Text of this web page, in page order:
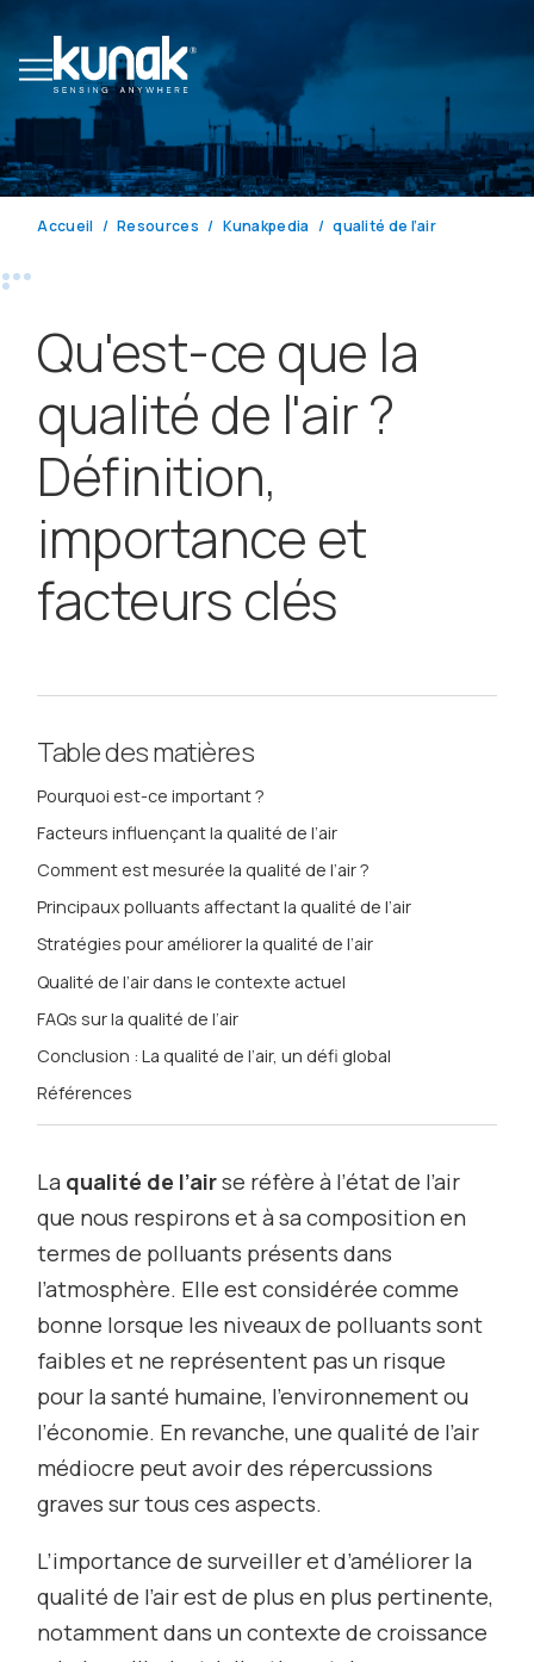
Accueil Resources Kunakpedia qualité de l’air
Qu'est-ce que la
qualité de l'air ?
Définition,
importance et
facteurs clés
Table des matières
Pourquoi est-ce important ?
Facteurs influençant la qualité de l’air
Comment est mesurée la qualité de l’air ?
Principaux polluants affectant la qualité de l’air
Stratégies pour améliorer la qualité de l’air
Qualité de l’air dans le contexte actuel
FAQs sur la qualité de l’air
Conclusion : La qualité de l’air, un défi global
Références
La qualité de l’airse réfère à l’état de l’air
que nous respirons et à sa composition en
termes de polluants présents dans
l’atmosphère. Elle est considérée comme
bonne lorsque les niveaux de polluants sont
faibles et ne représentent pas un risque
pour la santé humaine, l’environnement ou
l’économie. En revanche, une qualité de l’air
médiocre peut avoir des répercussions
graves sur tous ces aspects.
L’importance de surveiller et d’améliorer la
qualité de l’air est de plus en plus pertinente,
notamment dans un contexte de croissance